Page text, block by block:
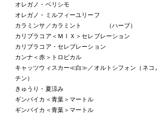
オレガノ・ベリシモ
オレガノ・ミルフィーユリーフ
カラミンサ／カラミント （ハーブ）
カリブラコア＜ＭＩＸ＞セレブレーション
カリブラコア・セレブレーション
カンナ＜赤＞トロピカル
キャッツウィスカー≪白≫／オルトシフォン（ネコ
チン）
きゅうり・夏涼み
ギンバイカ＜青葉＞マートル
ギンバイカ＜青葉＞マートル